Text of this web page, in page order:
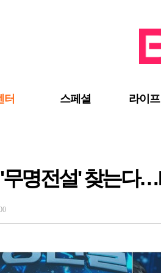
터 스페셜 라이프
명전설' 찾는다